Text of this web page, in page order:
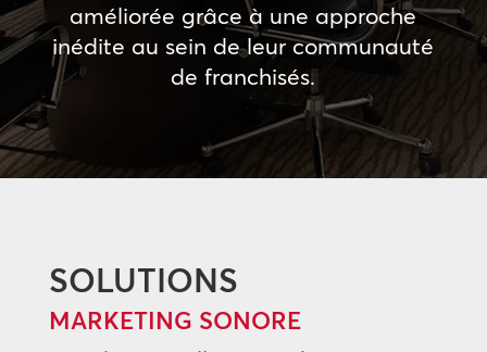
améliorée grâce à une approche
inédite au sein de leur communauté
de franchisés.
SOLUTIONS
MARKETING SONORE